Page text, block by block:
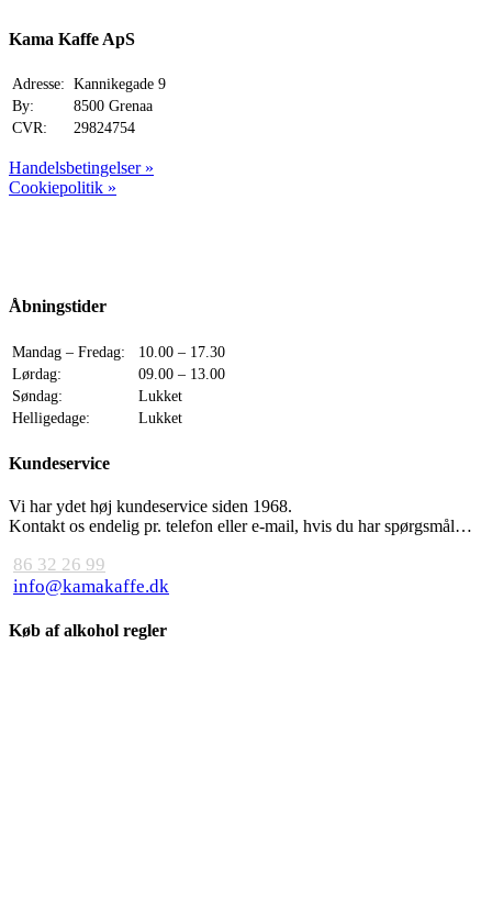
Kama Kaffe ApS
Adresse: Kannikegade 9
By:
8500 Grenaa
CVR:
29824754
Handelsbetingelser »
Cookiepolitik »
Åbningstider
Mandag – Fredag:
10.00 – 17.30
Lørdag:
09.00 – 13.00
Søndag:
Lukket
Helligedage:
Lukket
Kundeservice
Vi har ydet høj kundeservice siden 1968.
Kontakt os endelig pr. telefon eller e-mail, hvis du har spørgsmål…
86 32 26 99
info@kamakaffe.dk
Køb af alkohol regler